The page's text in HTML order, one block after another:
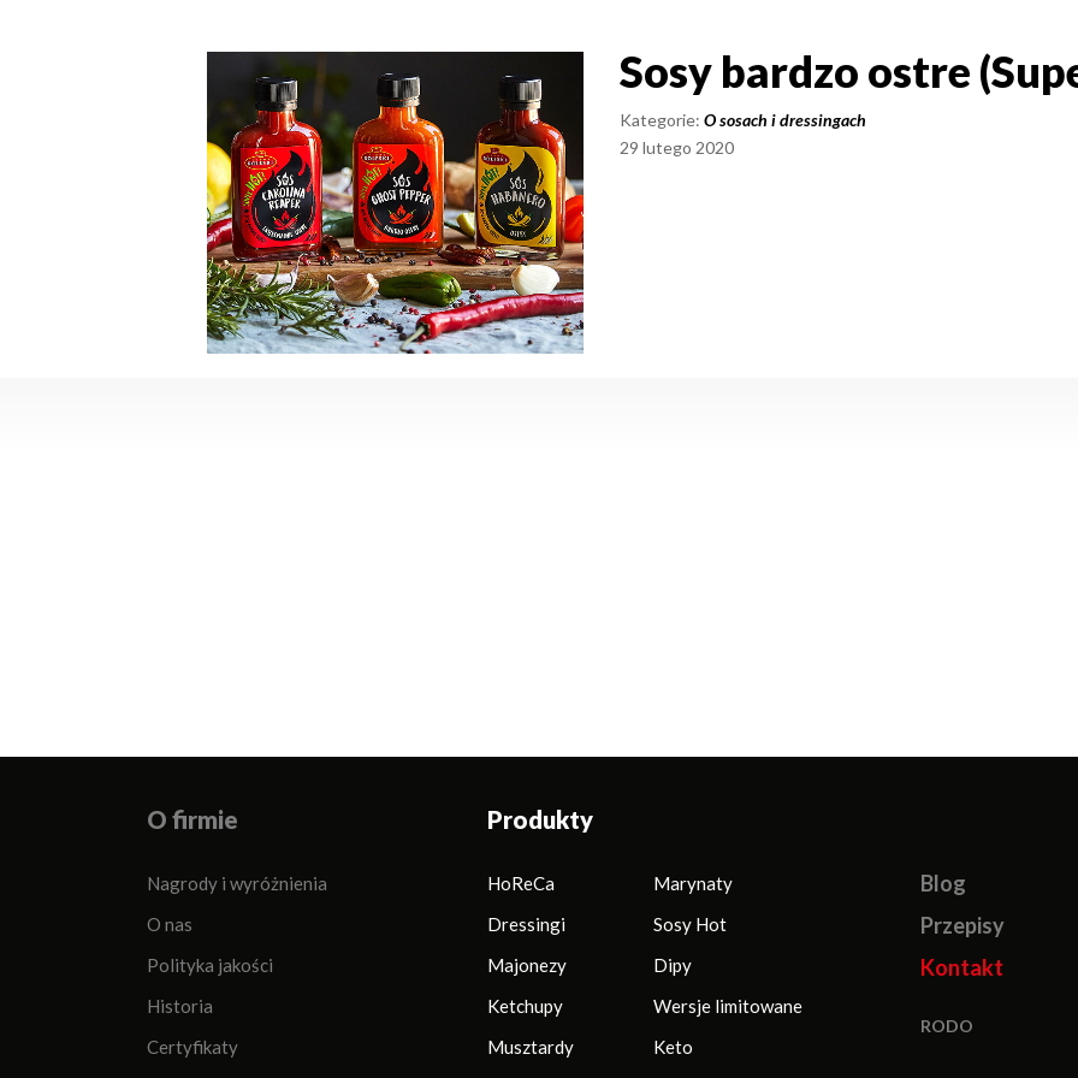
Sosy bardzo ostre
Sosy bardzo ostre
Kategorie:O sosach i dressingach
29 lutego 2020
O firmie
Nagrody i wyróżnienia
O nas
Polityka jakości
Historia
Certyfikaty
Produkty
HoReCa
Dressingi
Majonezy
Ketchupy
Musztardy
Marynaty
Sosy Hot
Dipy
Wersje limitowane
Keto
Blog
Przepisy
Kontakt
RODO